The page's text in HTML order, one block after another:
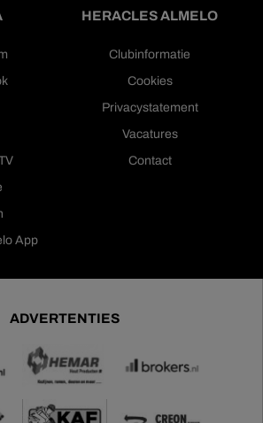
App
HERACLES ALMELO
Clubinformatie
Cookies
Privacystatement
Vacatures
Contact
ADVERTENTIES